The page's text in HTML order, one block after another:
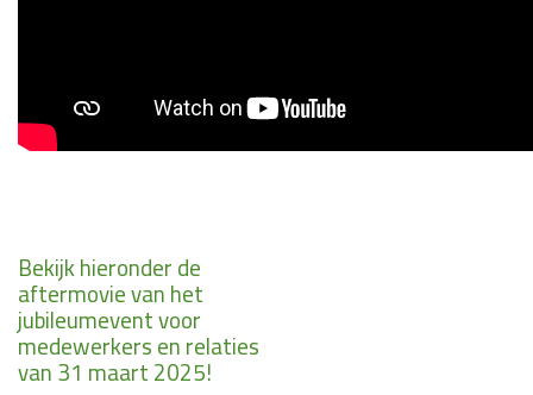
Bekijk hieronder de
aftermovie van het
jubileumevent voor
medewerkers en relaties
van 31 maart 2025!